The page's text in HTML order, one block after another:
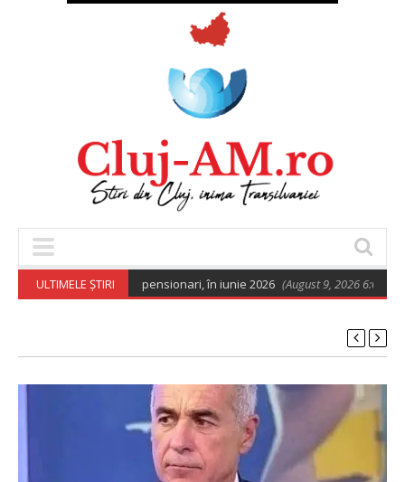
ULTIMELE ȘTIRI
socială pentru pensionari, în iunie 2026 (August 9, 2026 6:02 am)